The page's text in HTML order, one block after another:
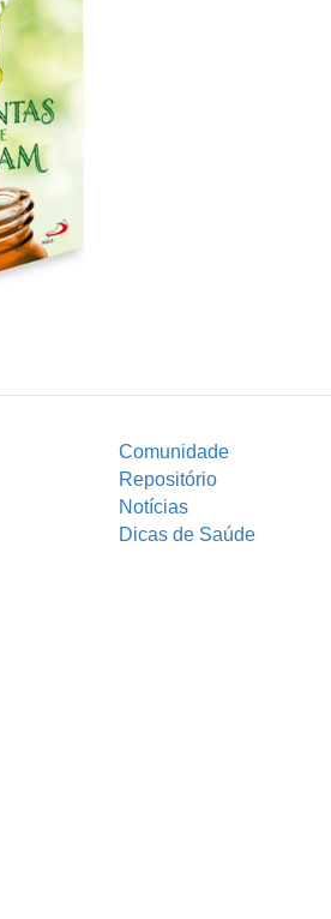
Comunidade
Repositório
Notícias
Dicas de Saúde